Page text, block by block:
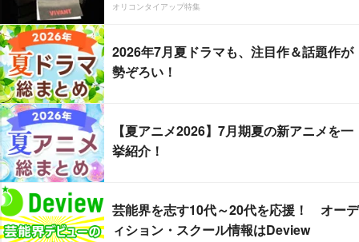
オリコンタイアップ特集
2026年7月夏ドラマも、注目作＆話題作が
勢ぞろい！
【夏アニメ2026】7月期夏の新アニメを一
挙紹介！
芸能界を志す10代～20代を応援！ オーデ
ィション・スクール情報はDeview